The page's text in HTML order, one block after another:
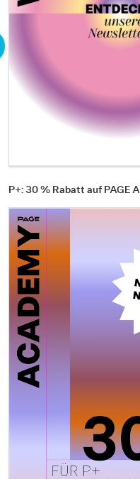
Die Besucher
P+: 30 % Rabatt auf PAGE